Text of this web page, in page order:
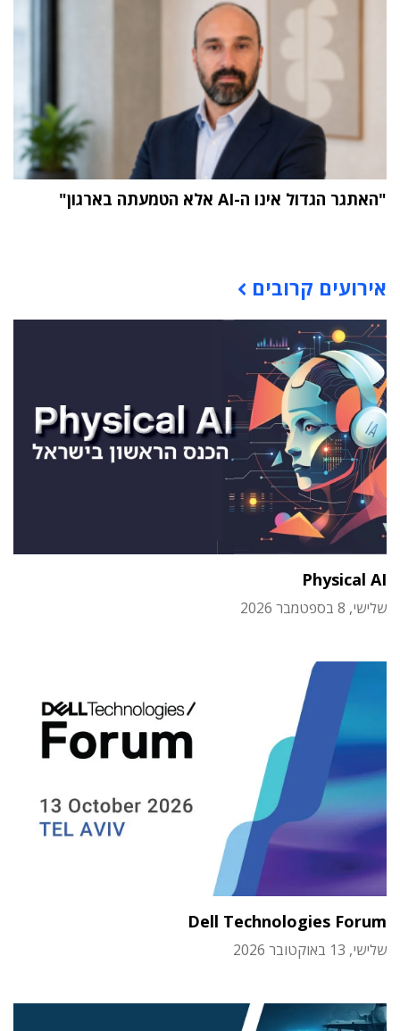
"האתגר הגדול אינו ה-AI אלא הטמעתה בארגון"
אירועים קרובים
Physical AI
שלישי, 8 בספטמבר 2026
Dell Technologies Forum
שלישי, 13 באוקטובר 2026